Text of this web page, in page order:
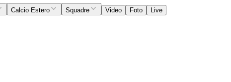
Calcio Estero Squadre Video Foto
Live